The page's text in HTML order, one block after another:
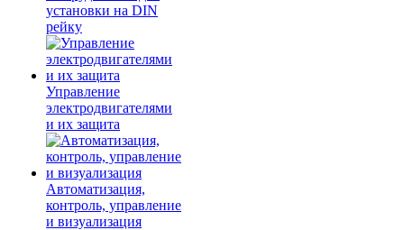
установки на DIN
рейку
Управление
электродвигателями
и их защита
Автоматизация,
контроль, управление
и визуализация